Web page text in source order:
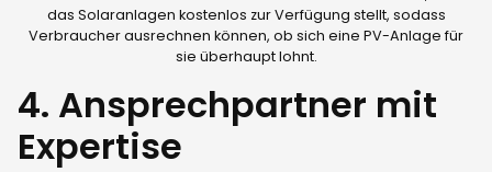
das Solaranlagen kostenlos zur Verfügung stellt, sodass
Verbraucher ausrechnen können, ob sich eine PV-Anlage für
sie überhaupt lohnt.
4. Ansprechpartner mit
Expertise